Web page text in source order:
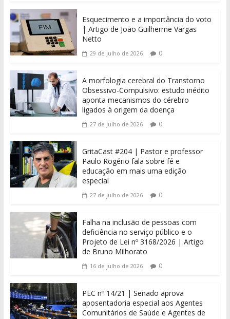
Esquecimento e a importância do voto
| Artigo de João Guilherme Vargas
Netto
29 de julho de 2026 0
A morfologia cerebral do Transtorno
Obsessivo-Compulsivo: estudo inédito
aponta mecanismos do cérebro
ligados à origem da doença
27 de julho de 2026 0
GritaCast #204 | Pastor e professor
Paulo Rogério fala sobre fé e
educação em mais uma edição
especial
27 de julho de 2026 0
Falha na inclusão de pessoas com
deficiência no serviço público e o
Projeto de Lei nº 3168/2026 | Artigo
de Bruno Milhorato
16 de julho de 2026 0
PEC nº 14/21 | Senado aprova
aposentadoria especial aos Agentes
Comunitários de Saúde e Agentes de